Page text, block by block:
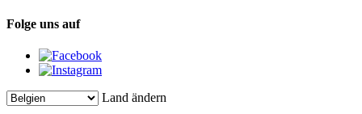
Folge uns auf
Land ändern